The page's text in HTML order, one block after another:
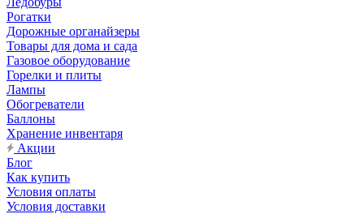
Рогатки
Дорожные органайзеры
Товары для дома и сада
Газовое оборудование
Горелки и плиты
Лампы
Обогреватели
Баллоны
Хранение инвентаря
Акции
Блог
Как купить
Условия оплаты
Условия доставки